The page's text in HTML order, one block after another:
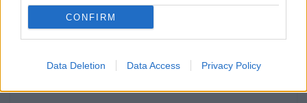
CONFIRM
Data Deletion Data Access Privacy Policy
podem contactar o concessionário mais próximo ou
consultar os canais oficiais da marca.